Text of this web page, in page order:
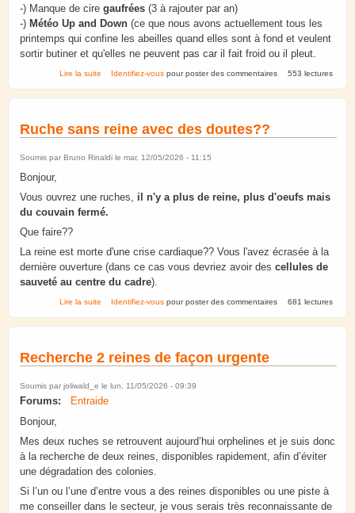
-) Manque de cire gaufrées (3 à rajouter par an)
-) Météo Up and Down (ce que nous avons actuellement tous les
printemps qui confine les abeilles quand elles sont à fond et veulent
sortir butiner et qu'elles ne peuvent pas car il fait froid ou il pleut.
Lire la suite de Comment éviter l'essaimage?
Identifiez-vous pour poster des commentaires 553 lectures
Ruche sans reine avec des doutes??
Soumis par Bruno Rinaldi le mar, 12/05/2026 - 11:15
Bonjour,
Vous ouvrez une ruches, il n'y a plus de reine, plus d'oeufs mais
du couvain fermé.
Que faire??
La reine est morte d'une crise cardiaque?? Vous l'avez écrasée à la
dernière ouverture (dans ce cas vous devriez avoir des cellules de
sauveté au centre du cadre).
Lire la suite de Ruche sans reine avec des doutes??
Identifiez-vous pour poster des commentaires 681 lectures
Recherche 2 reines de façon urgente
Soumis par joliwald_e le lun, 11/05/2026 - 09:39
Forums:
Entraide
Bonjour,
Mes deux ruches se retrouvent aujourd’hui orphelines et je suis donc
à la recherche de deux reines, disponibles rapidement, afin d’éviter
une dégradation des colonies.
Si l’un ou l’une d’entre vous a des reines disponibles ou une piste à
me conseiller dans le secteur, je vous serais très reconnaissante de